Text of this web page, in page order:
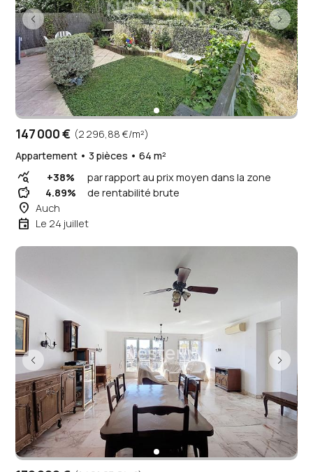
147 000 € (2 296,88 €/m²)
Appartement • 3 pièces • 64 m²
query_stats +38% par rapport au prix moyen dans la zone
savings 4.89% de rentabilité brute
place Auch
event Le 24 juillet